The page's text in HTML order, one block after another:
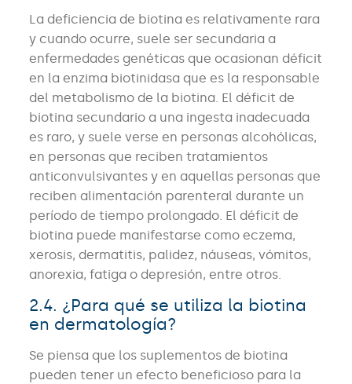
La deficiencia de biotina es relativamente rara
y cuando ocurre, suele ser secundaria a
enfermedades genéticas que ocasionan déficit
en la enzima biotinidasa que es la responsable
del metabolismo de la biotina. El déficit de
biotina secundario a una ingesta inadecuada
es raro, y suele verse en personas alcohólicas,
en personas que reciben tratamientos
anticonvulsivantes y en aquellas personas que
reciben alimentación parenteral durante un
período de tiempo prolongado. El déficit de
biotina puede manifestarse como eczema,
xerosis, dermatitis, palidez, náuseas, vómitos,
anorexia, fatiga o depresión, entre otros.
2.4. ¿Para qué se utiliza la biotina
en dermatología?
Se piensa que los suplementos de biotina
pueden tener un efecto beneficioso para la